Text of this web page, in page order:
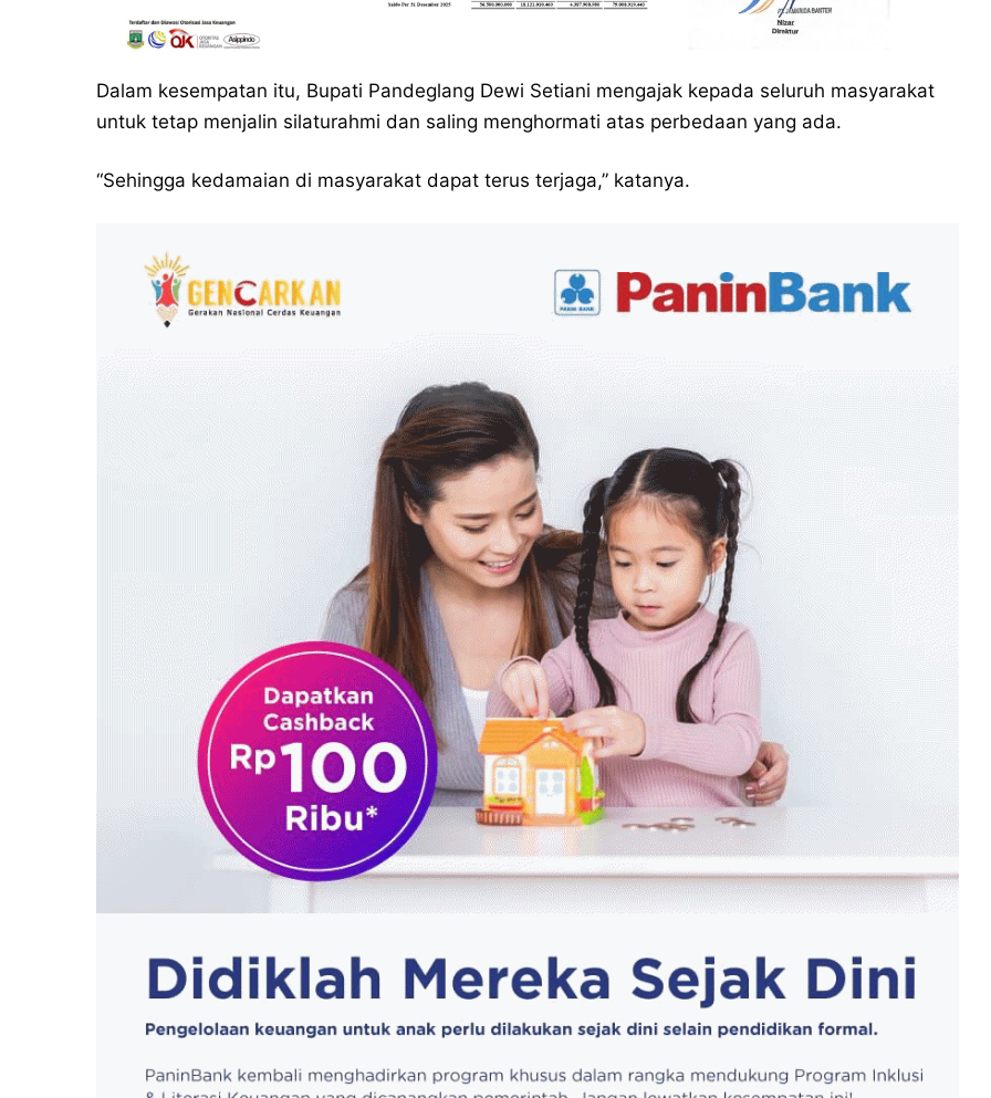
Dalam kesempatan itu, Bupati Pandeglang Dewi Setiani mengajak kepada seluruh masyarakat
untuk tetap menjalin silaturahmi dan saling menghormati atas perbedaan yang ada.
“Sehingga kedamaian di masyarakat dapat terus terjaga,” katanya.